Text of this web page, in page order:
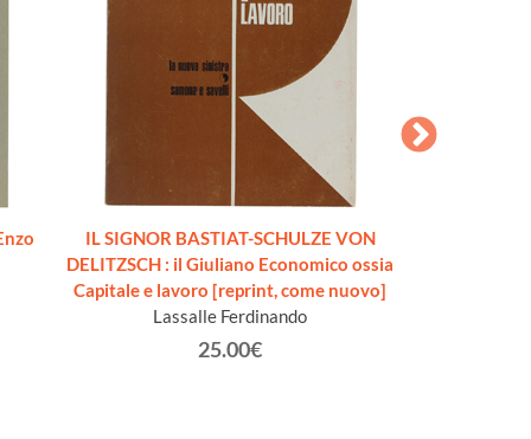
IL SIGNOR BASTIAT-SCHULZE VON
DELITZSCH : il Giuliano Economico ossia
Capitale e lavoro [reprint, come nuovo]
Lassalle Ferdinando
25.00€